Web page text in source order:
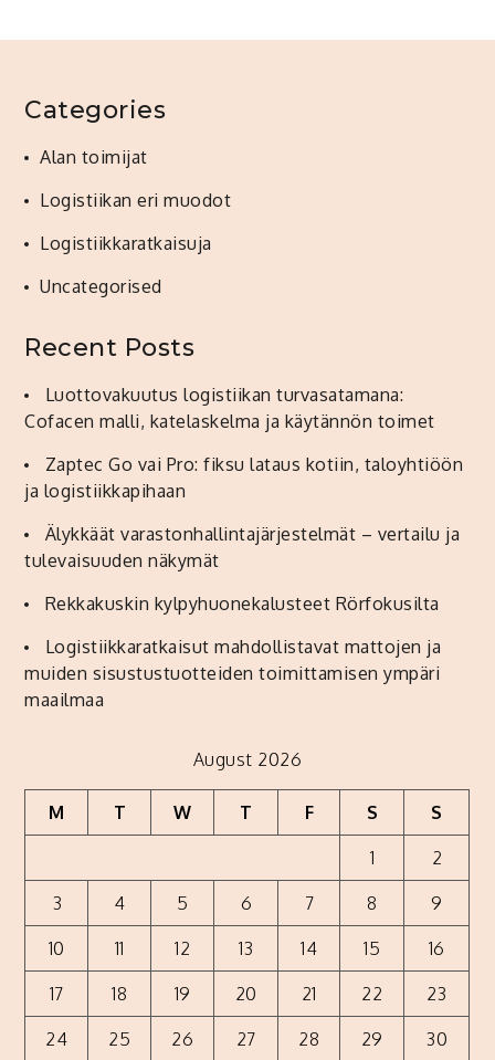
Categories
Alan toimijat
Logistiikan eri muodot
Logistiikkaratkaisuja
Uncategorised
Recent Posts
Luottovakuutus logistiikan turvasatamana:
Cofacen malli, katelaskelma ja käytännön toimet
Zaptec Go vai Pro: fiksu lataus kotiin, taloyhtiöön
ja logistiikkapihaan
Älykkäät varastonhallintajärjestelmät – vertailu ja
tulevaisuuden näkymät
Rekkakuskin kylpyhuonekalusteet Rörfokusilta
Logistiikkaratkaisut mahdollistavat mattojen ja
muiden sisustustuotteiden toimittamisen ympäri
maailmaa
August 2026
M T W T F S S
1 2
3 4 5 6 7 8 9
10 11 12 13 14 15 16
17 18 19 20 21 22 23
24 25 26 27 28 29 30